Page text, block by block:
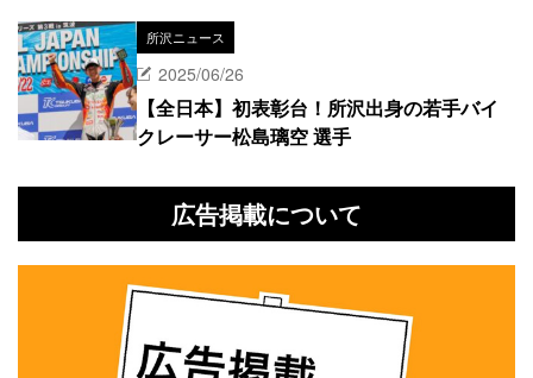
所沢ニュース
2025/06/26
【全日本】初表彰台！所沢出身の若手バイ
クレーサー松島璃空 選手
広告掲載について